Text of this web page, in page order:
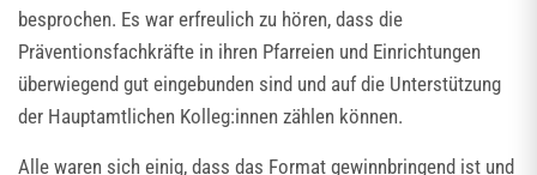
besprochen. Es war erfreulich zu hören, dass die
Präventionsfachkräfte in ihren Pfarreien und Einrichtungen
überwiegend gut eingebunden sind und auf die Unterstützung
der Hauptamtlichen Kolleg:innen zählen können.
Alle waren sich einig, dass das Format gewinnbringend ist und